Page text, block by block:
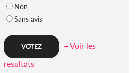
Non
Sans avis
+ Voir les
resultats